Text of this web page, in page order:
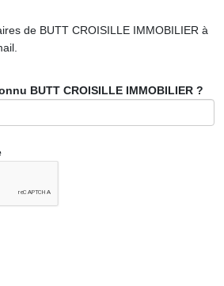
de BUTT CROISILLE IMMOBILIER à
BUTT CROISILLE IMMOBILIER ?